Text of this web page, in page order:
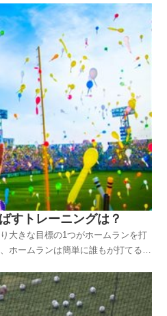
すトレーニングは？
大きな目標の1つがホームランを打
ホームランは簡単に誰もが打てるよ
なりの筋力が必要となります。ホー
てないと言う人もいます...